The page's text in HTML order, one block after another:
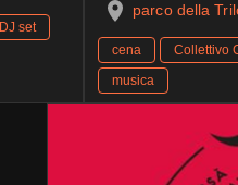
DJ set
parco della
cena Collettivo
musica